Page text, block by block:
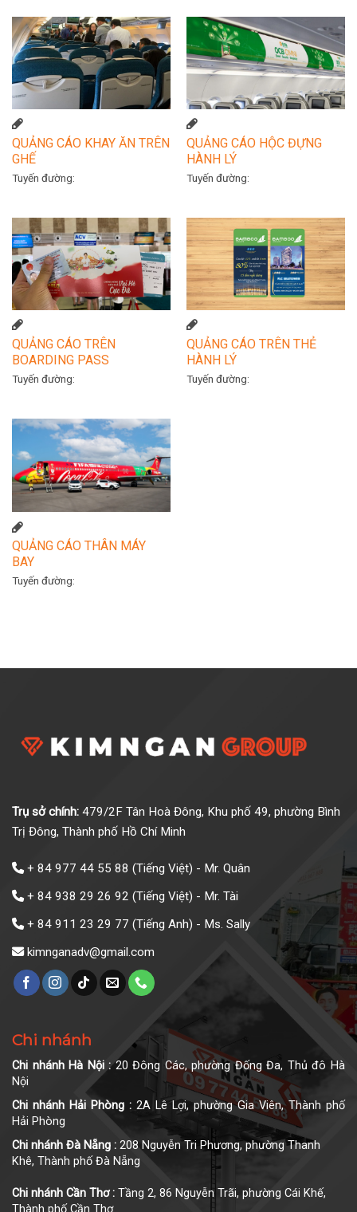
QUẢNG CÁO KHAY ĂN TRÊN
GHẾ
Tuyến đường:
QUẢNG CÁO HỘC ĐỰNG
HÀNH LÝ
Tuyến đường:
QUẢNG CÁO TRÊN
BOARDING PASS
Tuyến đường:
QUẢNG CÁO TRÊN THẺ
HÀNH LÝ
Tuyến đường:
QUẢNG CÁO THÂN MÁY
BAY
Tuyến đường:
Trụ sở chính: 479/2F Tân Hoà Đông, Khu phố 49, phường Bình
Trị Đông, Thành phố Hồ Chí Minh
+ 84 977 44 55 88 (Tiếng Việt) - Mr. Quân
+ 84 938 29 26 92 (Tiếng Việt) - Mr. Tài
+ 84 911 23 29 77 (Tiếng Anh) - Ms. Sally
kimnganadv@gmail.com
Chi nhánh
Chi nhánh Hà Nội :20 Đông Các, phường Đống Đa, Thủ đô Hà
Nội
Chi nhánh Hải Phòng : 2A Lê Lợi, phường Gia Viên, Thành phố
Hải Phòng
Chi nhánh Đà Nẵng : 208 Nguyễn Tri Phương, phường Thanh
Khê, Thành phố Đà Nẵng
Chi nhánh Cần Thơ : Tầng 2, 86 Nguyễn Trãi, phường Cái Khế,
Thành phố Cần Thơ